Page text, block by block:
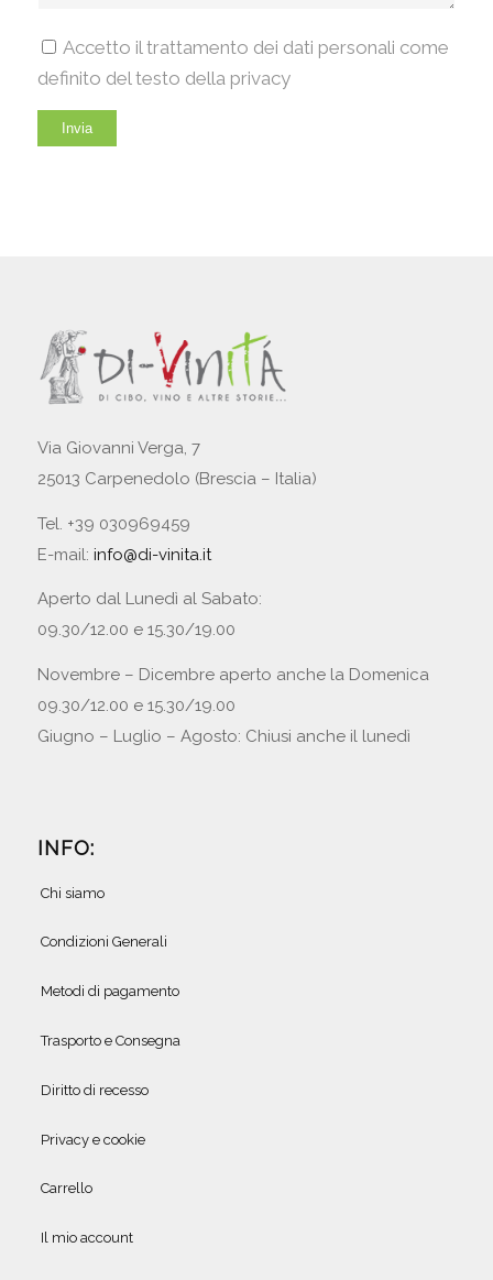
Accetto il trattamento dei dati personali come
definito del testo della privacy
Via Giovanni Verga, 7
25013 Carpenedolo (Brescia – Italia)
Tel. +39 030969459
E-mail: info@di-vinita.it
Aperto dal Lunedì al Sabato:
09.30/12.00 e 15.30/19.00
Novembre – Dicembre aperto anche la Domenica
09.30/12.00 e 15.30/19.00
Giugno – Luglio – Agosto: Chiusi anche il lunedì
INFO:
Chi siamo
Condizioni Generali
Metodi di pagamento
Trasporto e Consegna
Diritto di recesso
Privacy e cookie
Carrello
Il mio account